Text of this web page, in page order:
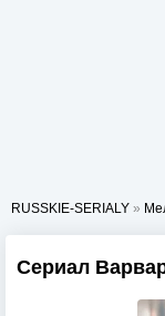
RUSSKIE-SERIALY »
Сериал